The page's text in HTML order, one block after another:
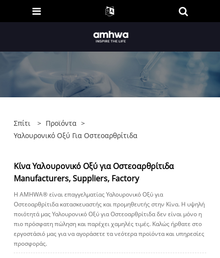
Σπίτι > Προϊόντα >
Υαλουρονικό Οξύ Για Οστεοαρθρίτιδα
Κίνα Υαλουρονικό Οξύ για Οστεοαρθρίτιδα
Manufacturers, Suppliers, Factory
Η AMHWA® είναι επαγγελματίας Υαλουρονικό Οξύ για
Οστεοαρθρίτιδα κατασκευαστής και προμηθευτής στην Κίνα. Η υψηλή
ποιότητά μας Υαλουρονικό Οξύ για Οστεοαρθρίτιδα δεν είναι μόνο η
πιο πρόσφατη πώληση και παρέχει χαμηλές τιμές. Καλώς ήρθατε στο
εργοστάσιό μας για να αγοράσετε τα νεότερα προϊόντα και υπηρεσίες
προσφοράς.